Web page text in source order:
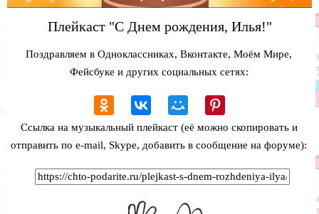
Плейкаст "С Днем рождения, Илья!"
Поздравляем в Одноклассниках, Вконтакте, Моём Мире,
Фейсбуке и других социальных сетях:
Ссылка на музыкальный плейкаст (её можно скопировать и
отправить по e-mail, Skype, добавить в сообщение на форуме):